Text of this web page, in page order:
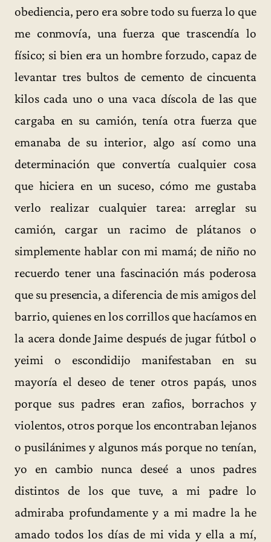
obediencia, pero era sobre todo su fuerza lo que
me conmovía, una fuerza que trascendía lo
físico; si bien era un hombre forzudo, capaz de
levantar tres bultos de cemento de cincuenta
kilos cada uno o una vaca díscola de las que
cargaba en su camión, tenía otra fuerza que
emanaba de su interior, algo así como una
determinación que convertía cualquier cosa
que hiciera en un suceso, cómo me gustaba
verlo realizar cualquier tarea: arreglar su
camión, cargar un racimo de plátanos o
simplemente hablar con mi mamá; de niño no
recuerdo tener una fascinación más poderosa
que su presencia, a diferencia de mis amigos del
barrio, quienes en los corrillos que hacíamos en
la acera donde Jaime después de jugar fútbol o
yeimi o escondidijo manifestaban en su
mayoría el deseo de tener otros papás, unos
porque sus padres eran zafios, borrachos y
violentos, otros porque los encontraban lejanos
o pusilánimes y algunos más porque no tenían,
yo en cambio nunca deseé a unos padres
distintos de los que tuve, a mi padre lo
admiraba profundamente y a mi madre la he
amado todos los días de mi vida y ella a mí,